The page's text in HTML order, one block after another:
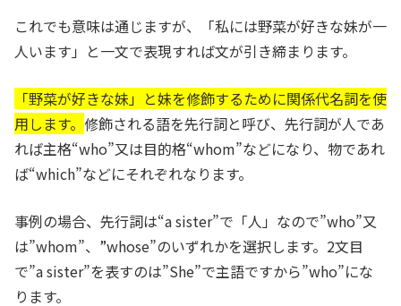
これでも意味は通じますが、「私には野菜が好きな妹が一
人います」と一文で表現すれば文が引き締まります。
「野菜が好きな妹」と妹を修飾するために関係代名詞を使
用します。 修飾される語を先行詞と呼び、先行詞が人であ
れば主格“who”又は目的格“whom”などになり、物であれ
ば“which”などにそれぞれなります。
事例の場合、先行詞は“a sister”で「人」なので”who”又
は”whom”、”whose”のいずれかを選択します。2文目
で”a sister”を表すのは”She”で主語ですから”who”にな
ります。